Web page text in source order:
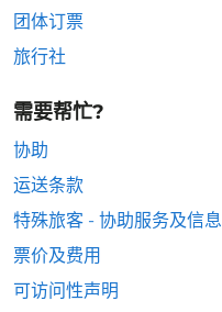
团体订票
旅行社
需要帮忙?
协助
运送条款
特殊旅客 - 协助服务及信息
票价及费用
可访问性声明